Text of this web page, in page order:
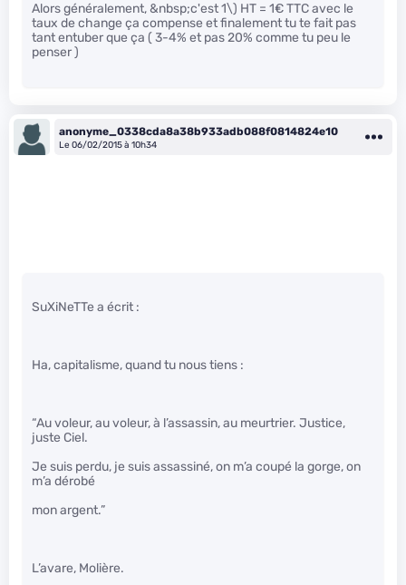
Alors généralement, &nbsp;c'est 1\) HT = 1€ TTC avec le
taux de change ça compense et finalement tu te fait pas
tant entuber que ça ( 3-4% et pas 20% comme tu peu le
penser )
anonyme_0338cda8a38b933adb088f0814824e10
Le 06/02/2015 à 10h34
SuXiNeTTe a écrit :
Ha, capitalisme, quand tu nous tiens :
“Au voleur, au voleur, à l’assassin, au meurtrier. Justice,
juste Ciel.
Je suis perdu, je suis assassiné, on m’a coupé la gorge, on
m’a dérobé
mon argent.”
L’avare, Molière.